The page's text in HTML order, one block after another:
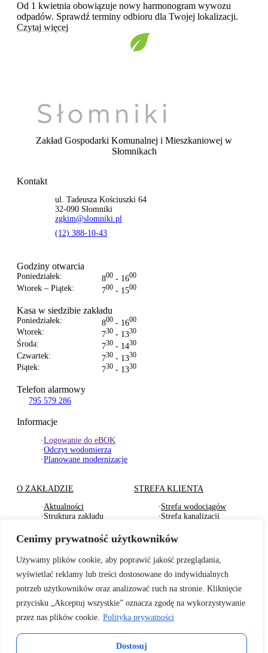
Cenimy prywatność użytkowników
Używamy plików cookie, aby poprawić jakość przeglądania,
wyświetlać reklamy lub treści dostosowane do indywidualnych
potrzeb użytkowników oraz analizować ruch na stronie. Kliknięcie
przycisku „Akceptuj wszystkie” oznacza zgodę na wykorzystywanie
przez nas plików cookie. Polityka prywatności
Dostosuj
Od 1 kwietnia obowiązuje nowy harmonogram wywozu
odpadów. Sprawdź terminy odbioru dla Twojej lokalizacji.
Czytaj więcej
Zakład Gospodarki Komunalnej i Mieszkaniowej w
Słomnikach
Kontakt
ul. Tadeusza Kościuszki 64
32-090 Słomniki
zgkim@slomniki.pl
(12) 388-10-43
Godziny otwarcia
Poniedziałek: 800 - 1600
Wtorek – Piątek: 700 - 1500
Kasa w siedzibie zakładu
Poniedziałek: 800 - 1600
Wtorek: 730 - 1330
Środa: 730 - 1430
Czwartek: 730 - 1330
Piątek: 730 - 1330
Telefon alarmowy
795 579 286
Informacje
·Logowanie do eBOK
·Odczyt wodomierza
·Planowane modernizacje
O ZAKŁADZIE
· Aktualności
· Struktura zakładu
·Oferty pracy
STREFA KLIENTA
· Strefa wodociągów
· Strefa kanalizacji
komunalnych
·Strefa odbioru odpadów
BADANIA WODY
·Badania wewnętrzne wody
·Informacje o jakości wody
TARYFY I CENNIKI
·Za zbiorowe zaopatrzenie
·Za zbiorowe